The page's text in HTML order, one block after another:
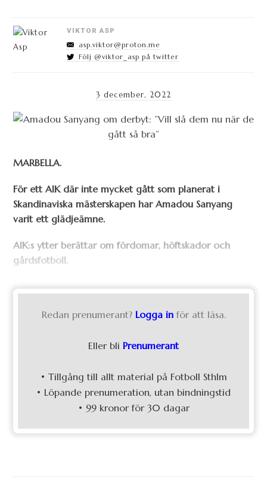
VIKTOR ASP
asp.viktor@proton.me
Följ @viktor_asp på twitter
3 december, 2022
MARBELLA.
För ett AIK där inte mycket gått som planerat i
Skandinaviska mästerskapen har Amadou Sanyang
varit ett glädjeämne.
AIK:s ytter berättar om fördomar, höftskador och
gårdsfotboll.
Redan prenumerant? Logga in för att läsa.
Eller bli Prenumerant
• Tillgång till allt material på Fotboll Sthlm
• Löpande prenumeration, utan bindningstid
• 99 kronor för 30 dagar